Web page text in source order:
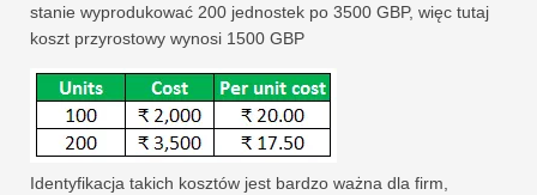
stanie wyprodukować 200 jednostek po 3500 GBP, więc tutaj
koszt przyrostowy wynosi 1500 GBP
Identyfikacja takich kosztów jest bardzo ważna dla firm,